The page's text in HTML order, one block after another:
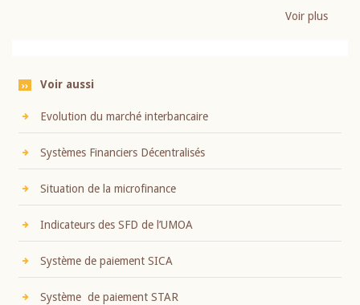
Voir plus
Voir aussi
Evolution du marché interbancaire
Systèmes Financiers Décentralisés
Situation de la microfinance
Indicateurs des SFD de l’UMOA
Système de paiement SICA
Système de paiement STAR